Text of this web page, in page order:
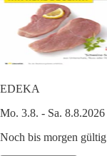
EDEKA
Mo. 3.8. - Sa. 8.8.2026
Noch bis morgen gültig